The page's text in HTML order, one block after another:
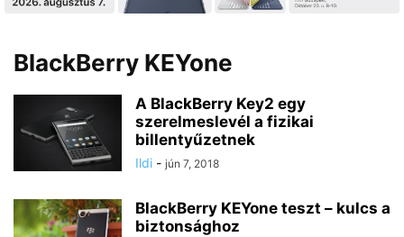
BlackBerry KEYone
A BlackBerry Key2 egy
szerelmeslevél a fizikai
billentyűzetnek
Ildi - jún 7, 2018
BlackBerry KEYone teszt – kulcs a
biztonsághoz